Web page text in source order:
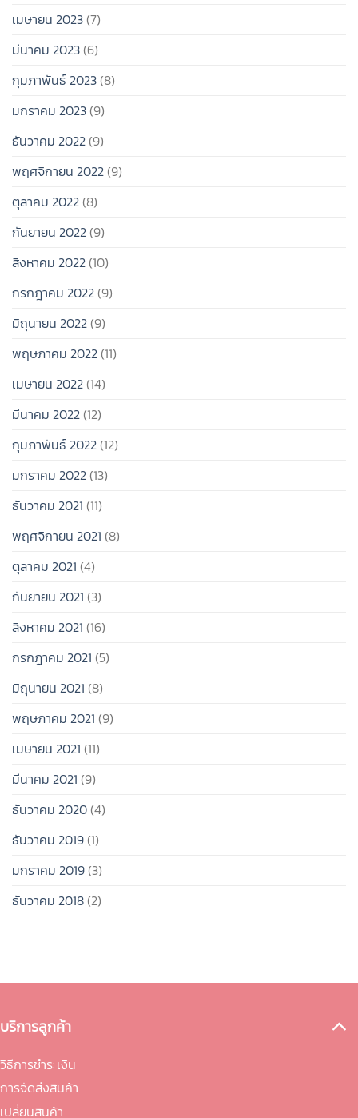
เมษายน 2023(7)
มีนาคม 2023(6)
กุมภาพันธ์ 2023(8)
มกราคม 2023(9)
ธันวาคม 2022(9)
พฤศจิกายน 2022(9)
ตุลาคม 2022(8)
กันยายน 2022(9)
สิงหาคม 2022(10)
กรกฎาคม 2022(9)
มิถุนายน 2022(9)
พฤษภาคม 2022(11)
เมษายน 2022(14)
มีนาคม 2022(12)
กุมภาพันธ์ 2022(12)
มกราคม 2022(13)
ธันวาคม 2021 (11)
พฤศจิกายน 2021 (8)
ตุลาคม 2021 (4)
กันยายน 2021 (3)
สิงหาคม 2021 (16)
กรกฎาคม 2021 (5)
มิถุนายน 2021 (8)
พฤษภาคม 2021 (9)
เมษายน 2021 (11)
มีนาคม 2021 (9)
ธันวาคม 2020(4)
ธันวาคม 2019(1)
มกราคม 2019(3)
ธันวาคม 2018(2)
บริการลูกค้า
วิธีการชำระเงิน
การจัดส่งสินค้า
เปลี่ยนสินค้า